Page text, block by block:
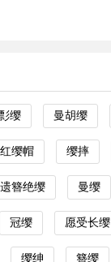
缨 曼胡缨
红缨帽 缨摔
遗簪绝缨 曼缨
冠缨 愿受长缨
缨绅 簪缨